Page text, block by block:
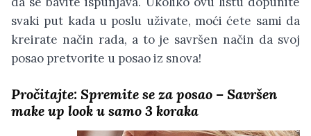
svaki put kada u poslu uživate, moći ćete sami da
kreirate način rada, a to je savršen način da svoj
posao pretvorite u posao iz snova!
Pročitajte: Spremite se za posao – Savršen
make up look u samo 3 koraka